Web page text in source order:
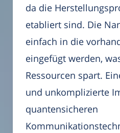
da die
etabliert sind. Die
einfach in die
eingefügt werden,
Ressourcen spart.
und unkomplizierte
quantensicheren